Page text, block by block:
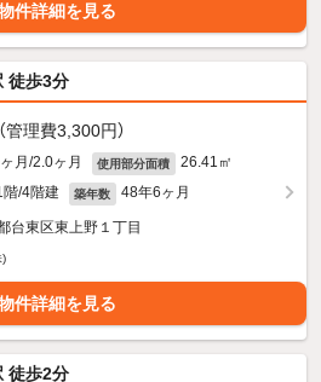
件詳細を見る
徒歩3分
（管理費3,300円）
月/2.0ヶ月 使用部分面積 26.41㎡
階/4階建 築年数 48年6ヶ月
台東区東上野１丁目
)
件詳細を見る
徒歩2分